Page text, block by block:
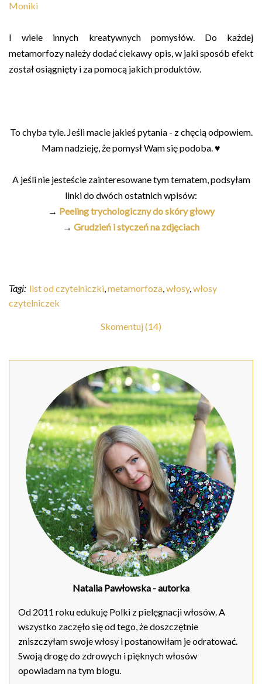
Moniki
I wiele innych kreatywnych pomysłów. Do każdej
metamorfozy należy dodać ciekawy opis, w jaki sposób efekt
został osiągnięty i za pomocą jakich produktów.
To chyba tyle. Jeśli macie jakieś pytania - z chęcią odpowiem.
Mam nadzieję, że pomysł Wam się podoba. ♥
A jeśli nie jesteście zainteresowane tym tematem, podsyłam
linki do dwóch ostatnich wpisów:
→ Peeling trychologiczny do skóry głowy
→ Grudzień i styczeń na zdjęciach
Tagi: list od czytelniczki,metamorfoza,włosy,włosy
czytelniczek
Skomentuj (14)
Natalia Pawłowska - autorka
Od 2011 roku edukuję Polki z pielęgnacji włosów. A
wszystko zaczęło się od tego, że doszczętnie
zniszczyłam swoje włosy i postanowiłam je odratować.
Swoją drogę do zdrowych i pięknych włosów
opowiadam na tym blogu.